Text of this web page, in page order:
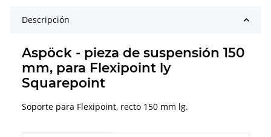
Descripción
Aspöck - pieza de suspensión 150
mm, para Flexipoint ly
Squarepoint
Soporte para Flexipoint, recto 150 mm lg.